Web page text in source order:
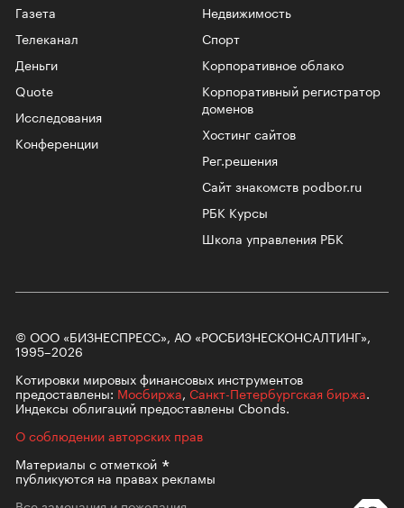
Газета
Телеканал
Недвижимость
Спорт
Корпоративное облако
Корпоративный регистратор
доменов
Хостинг сайтов
Рег.решения
Сайт знакомств podbor.ru
РБК Курсы
Школа управления РБК
Деньги
Quote
Исследования
Конференции
© ООО «БИЗНЕСПРЕСС», АО «РОСБИЗНЕСКОНСАЛТИНГ»,
1995–2026
Котировки мировых финансовых инструментов
предоставлены: Мосбиржа, Санкт-Петербургская биржа.
Индексы облигаций предоставлены Cbonds.
О соблюдении авторских прав
Материалы сотметкой
публикуются на правах рекламы